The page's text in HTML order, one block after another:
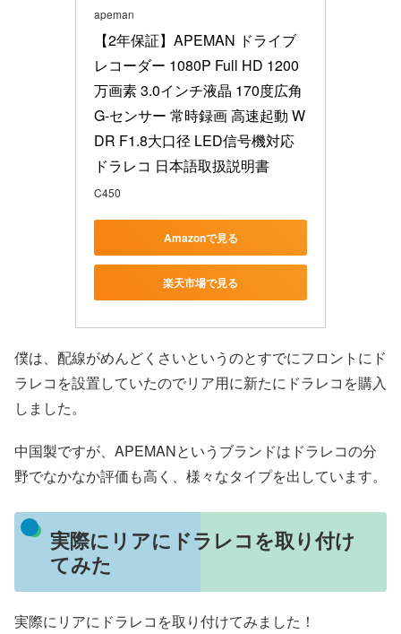
apeman
【2年保証】APEMAN ドライブ
レコーダー 1080P Full HD 1200
万画素 3.0インチ液晶 170度広角
G-センサー 常時録画 高速起動 W
DR F1.8大口径 LED信号機対応
ドラレコ 日本語取扱説明書
C450
Amazonで見る
楽天市場で見る
僕は、配線がめんどくさいというのとすでにフロントにド
ラレコを設置していたのでリア用に新たにドラレコを購入
しました。
中国製ですが、APEMANというブランドはドラレコの分
野でなかなか評価も高く、様々なタイプを出しています。
実際にリアにドラレコを取り付け
てみた
実際にリアにドラレコを取り付けてみました！